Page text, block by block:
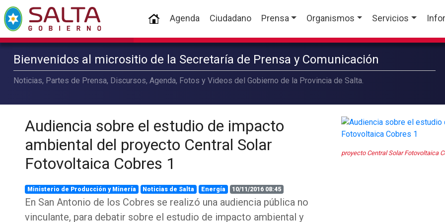
(current)
Agenda Ciudadano Prensa Organismos Servicios
Bienvenidos al micrositio de la Secretaría de Prensa y Comunicación
Noticias, Partes de Prensa, Discursos, Agenda, Fotos y Videos del Gobierno de la Provincia de Salta.
Audiencia sobre el estudio de impacto
ambiental del proyecto Central Solar
Fotovoltaica Cobres 1
Ministerio de Producción y Minería Noticias de Salta Energía 10/11/2016 08:45
En San Antonio de los Cobres se realizó una audiencia pública no
vinculante, para debatir sobre el estudio de impacto ambiental y
proyecto Central Solar Fotovoltaica